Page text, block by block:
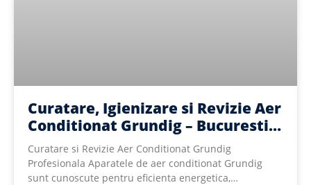
Curatare, Igienizare si Revizie Aer
Conditionat Grundig – Bucuresti
si Ilfov
Curatare si Revizie Aer Conditionat Grundig
Profesionala Aparatele de aer conditionat Grundig
sunt cunoscute pentru eficienta energetica,